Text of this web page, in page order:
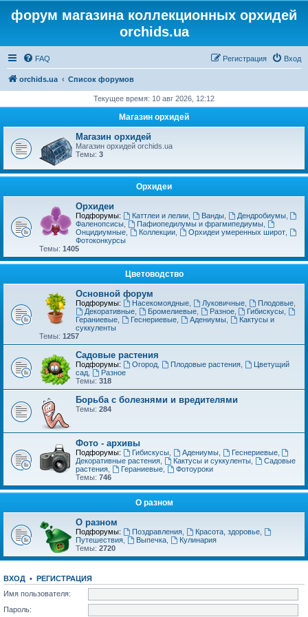
форум магазина коллекционных орхидей
orchids.ua
FAQ Вход
Регистрация
orchids.ua Список форумов
Текущее время: 10 авг 2026, 12:12
Магазин орхидей
Магазин орхидей
Магазин орхидей orchids.ua
Темы: 3
Орхидеи
Орхидеи
Подфорумы: Каттлеи и лелии, Ванды, Дендробиумы,
Фаленопсисы
Пафиопедилумы и фрагмипедиумы,
Онцидиумные
Коллекции, Орхидеи умеренных широт,
Фотоконкурсы
Темы: 1405
Цветоводство
Основной форум
Подфорумы: Насекомоядные, Луковичные, Плодовые,
Декоративные, Бромелиевые, Разное, Гибискусы
Гераниевые
Геснериевые, Адениумы,
Кактусы и
суккуленты
Темы: 1257
Садовые растения
Подфорумы: Огород, Плодовые растения,
Цветущий
сад
Разное
Темы: 318
Борьба с болезнями и вредителями
Темы: 284
Фото - архивы
Подфорумы: Гибискусы, Адениумы, Геснериевые,
Декоративные растения
Кактусы и суккуленты,
Садовые
растения
Гераниевые,
Фотоуроки
Темы: 746
О разном
О разном
Подфорумы: Поздравления, Красота, здоровье,
Путешествия
Выпечка,
Кулинария
Темы: 2720
ВХОД • РЕГИСТРАЦИЯ
Имя пользователя:
Пароль: